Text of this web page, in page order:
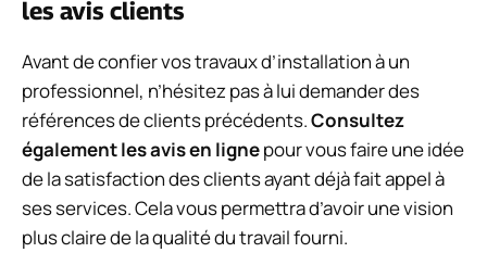
les avis clients
Avant de confier vos travaux d’installation à un
professionnel, n’hésitez pas à lui demander des
références de clients précédents.Consultez
également les avis en lignepour vous faire une idée
de la satisfaction des clients ayant déjà fait appel à
ses services. Cela vous permettra d’avoir une vision
plus claire de la qualité du travail fourni.